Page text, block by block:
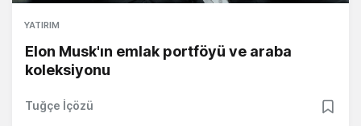
YATIRIM
Elon Musk'ın emlak portföyü ve araba
koleksiyonu
Tuğçe İçözü